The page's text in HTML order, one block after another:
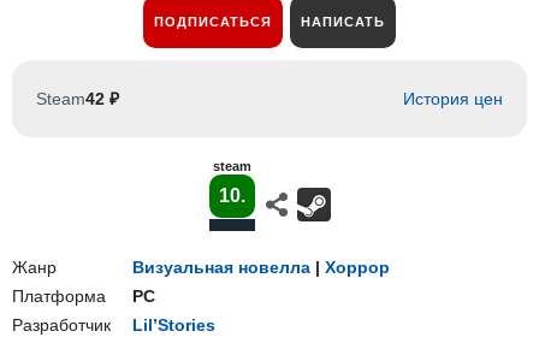
ПОДПИСАТЬСЯ НАПИСАТЬ
Steam42 ₽ История цен
steam
10.
Жанр Визуальная новелла | Хоррор
Платформа
PC
Разработчик
Lil’Stories